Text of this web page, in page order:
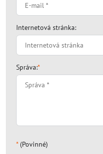
Internetová stránka:
Správa:*
*(Povinné)